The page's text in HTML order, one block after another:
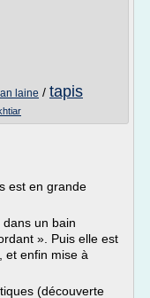
laine / tapis
est en grande
un bain
». Puis elle est
et enfin mise à
(découverte